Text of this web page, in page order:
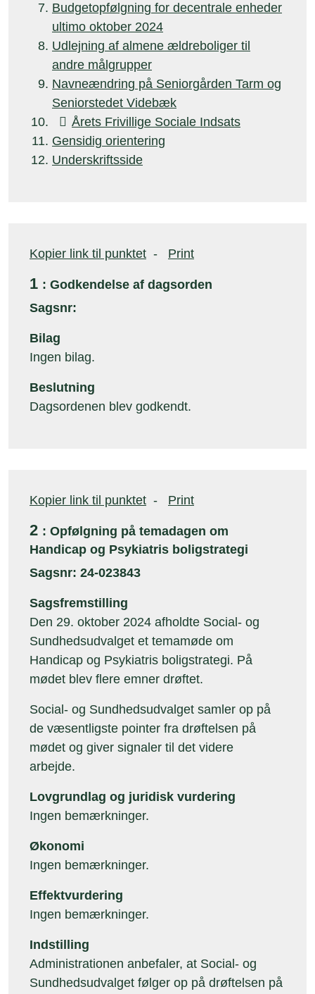
Budgetopfølgning for decentrale enheder
ultimo oktober 2024
Udlejning af almene ældreboliger til
andre målgrupper
Navneændring på Seniorgården Tarm og
Seniorstedet Videbæk
 Årets Frivillige Sociale Indsats
Gensidig orientering
Underskriftsside
Kopier link til punktet - Print
1 : Godkendelse af dagsorden
Sagsnr:
Bilag
Ingen bilag.
Beslutning
Dagsordenen blev godkendt.
Kopier link til punktet - Print
2 : Opfølgning på temadagen om
Handicap og Psykiatris boligstrategi
Sagsnr: 24-023843
Sagsfremstilling
Den 29. oktober 2024 afholdte Social- og
Sundhedsudvalget et temamøde om
Handicap og Psykiatris boligstrategi. På
mødet blev flere emner drøftet.
Social- og Sundhedsudvalget samler op på
de væsentligste pointer fra drøftelsen på
mødet og giver signaler til det videre
arbejde.
Lovgrundlag og juridisk vurdering
Ingen bemærkninger.
Økonomi
Ingen bemærkninger.
Effektvurdering
Ingen bemærkninger.
Indstilling
Administrationen anbefaler, at Social- og
Sundhedsudvalget følger op på drøftelsen på